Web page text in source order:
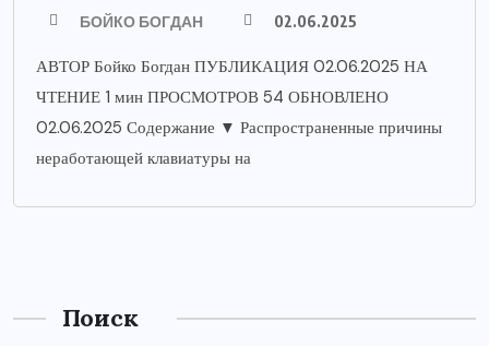
БОЙКО БОГДАН 02.06.2025
АВТОР Бойко Богдан ПУБЛИКАЦИЯ 02.06.2025 НА
ЧТЕНИЕ 1 мин ПРОСМОТРОВ 54 ОБНОВЛЕНО
02.06.2025 Содержание ▼ Распространенные причины
неработающей клавиатуры на
Поиск